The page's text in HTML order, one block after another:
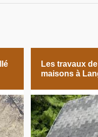
Les travaux
maisons à